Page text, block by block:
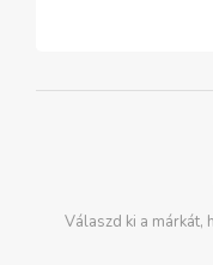
Válaszd ki a márkát,